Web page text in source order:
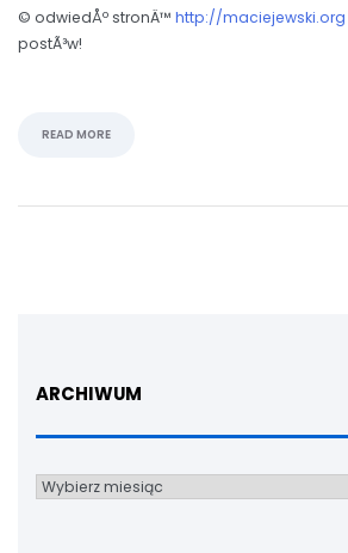
© odwiedÅº stronÄ™ http://maciejewski.org
postÃ³w!
READ MORE
ARCHIWUM
Archiwum